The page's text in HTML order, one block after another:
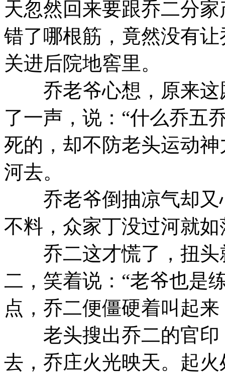
天忽然回来要跟乔二分
错了哪根筋，竟然没有
关进后院地窖里。
乔老爷心想，原来这
了一声，说：“什么乔五
死的，却不防老头运动
河去。
乔老爷倒抽凉气却又
不料，众家丁没过河就
乔二这才慌了，扭头
二，笑着说：“老爷也是
点，乔二便僵硬着叫起
老头搜出乔二的官印
去，乔庄火光映天。起